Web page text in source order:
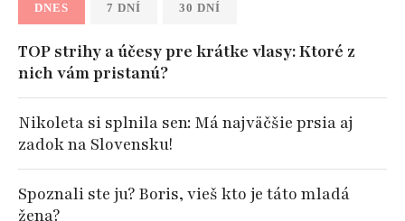
DNES 7 DNÍ 30 DNÍ
TOP strihy a účesy pre krátke vlasy: Ktoré z
nich vám pristanú?
Nikoleta si splnila sen: Má najväčšie prsia aj
zadok na Slovensku!
Spoznali ste ju? Boris, vieš kto je táto mladá
žena?